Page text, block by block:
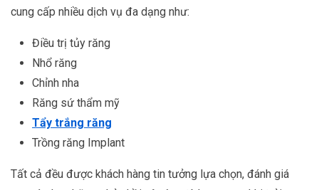
cung cấp nhiều dịch vụ đa dạng như:
Điều trị tủy răng
Nhổ răng
Chỉnh nha
Răng sứ thẩm mỹ
Tẩy trắng răng
Trồng răng Implant
Tất cả đều được khách hàng tin tưởng lựa chọn, đánh giá